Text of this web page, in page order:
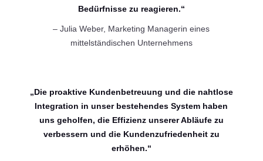
Bedürfnisse zu reagieren.“
– Julia Weber, Marketing Managerin eines
mittelständischen Unternehmens
„Die proaktive Kundenbetreuung und die nahtlose
Integration in unser bestehendes System haben
uns geholfen, die Effizienz unserer Abläufe zu
verbessern und die Kundenzufriedenheit zu
erhöhen.“